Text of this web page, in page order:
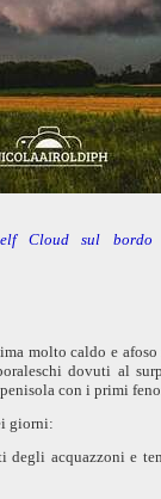
Cloud sul bordo
molto caldo e
dovuti al
con i primi
giorni:
acquazzoni e